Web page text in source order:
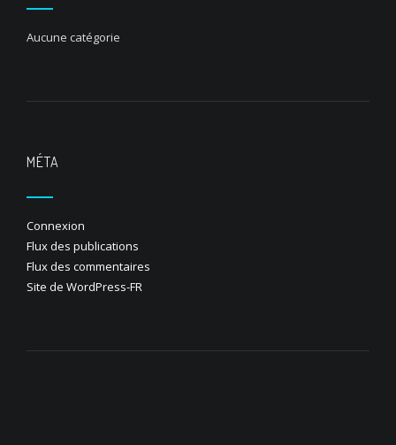
Aucune catégorie
MÉTA
Connexion
Flux des publications
Flux des commentaires
Site de WordPress-FR